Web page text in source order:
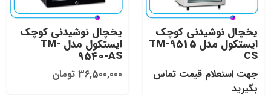
یخچال نوشیدنی کوچک
ایستکول مدل TM-9515
CS
جهت استعلام قیمت تماس
بگیرید
یخچال نوشیدنی کوچک
ایستکول مدل TM-
9540-AS
36,500,000 تومان